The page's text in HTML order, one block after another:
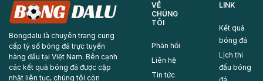
Bongdalu là chuyên trang cung
cấp tỷ số bóng đá trực tuyến
hàng đầu tại Việt Nam. Bên cạnh
các kết quả bóng đá được cập
nhật liên tục, chúng tôi còn
VỀ
CHÚNG
TÔI
Phản hồi
Liên hệ
Tin tức
LINK
Kết quả
bóng đá
Lịch thi
đấu bóng